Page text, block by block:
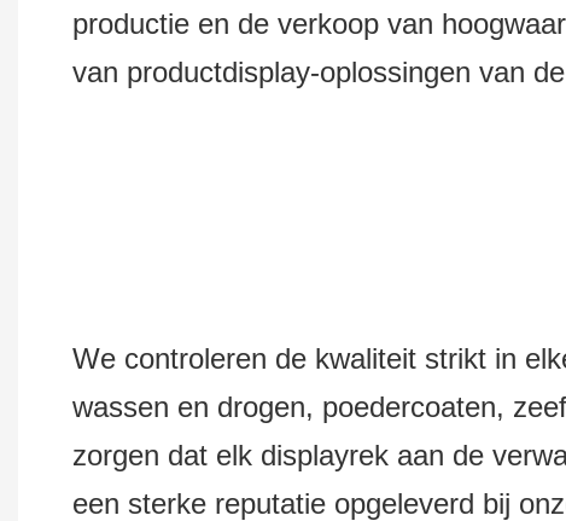
productie en de verkoop van
van productdisplay-oplossingen van
We controleren de kwaliteit strikt in
wassen en drogen, poedercoaten,
zorgen dat elk displayrek aan de
een sterke reputatie opgeleverd bij